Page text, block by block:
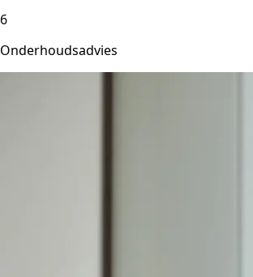
6
Onderhoudsadvies